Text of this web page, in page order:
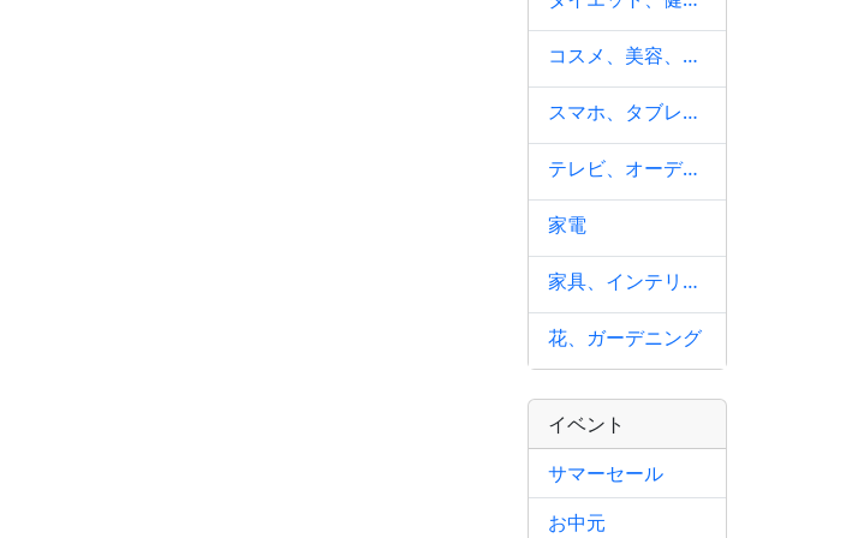
コスメ、美容、ヘアケア
スマホ、タブレット、パソコン
テレビ、オーディオ、カメラ
家電
家具、インテリア用品
花、ガーデニング
イベント
サマーセール
お中元